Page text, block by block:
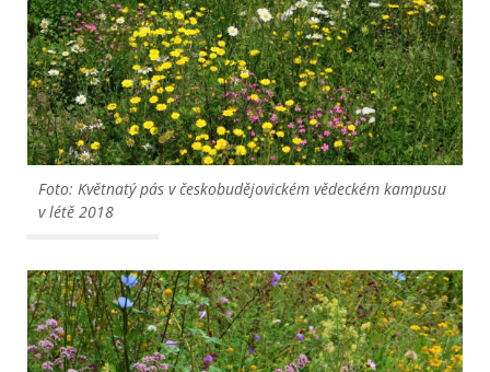
Foto: Květnatý pás v českobudějovickém vědeckém kampusu
v létě 2018